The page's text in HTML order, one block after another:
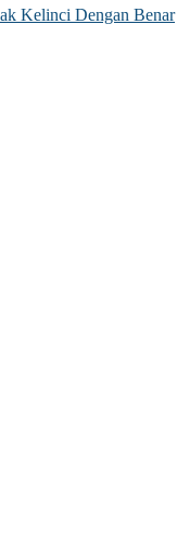
Kelinci Dengan Benar